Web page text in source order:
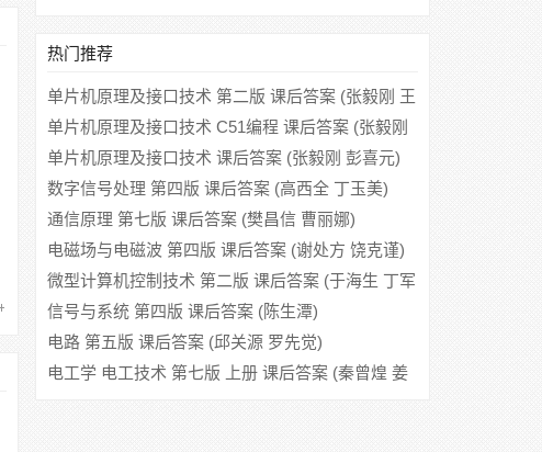
热门推荐
单片机原理及接口技术 第二版 课后答案 (张毅刚 王
少军)
单片机原理及接口技术 C51编程 课后答案 (张毅刚
彭宇)
单片机原理及接口技术 课后答案 (张毅刚 彭喜元)
数字信号处理 第四版 课后答案 (高西全 丁玉美)
通信原理 第七版 课后答案 (樊昌信 曹丽娜)
电磁场与电磁波 第四版 课后答案 (谢处方 饶克谨)
微型计算机控制技术 第二版 课后答案 (于海生 丁军
航)
信号与系统 第四版 课后答案 (陈生潭)
电路 第五版 课后答案 (邱关源 罗先觉)
电工学 电工技术 第七版 上册 课后答案 (秦曾煌 姜